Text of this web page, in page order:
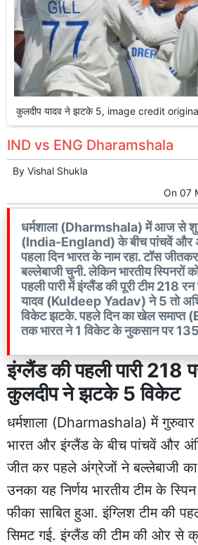
कुलदीप यादव ने झटके 5, image credit
IND vs ENG Dharamshala
By Vishal Shukla
On 07
धर्मशाला (Dharmshala) में आज से
(India-England) के बीच पांचवें और
पहला दिन भारत के नाम रहा. टॉस
बल्लेबाजी चुनी. लेकिन भारतीय स्पिनरों
पहली पारी में इंग्लैंड की पूरी टीम 218
यादव (Kuldeep Yadav) ने 5 तो
विकेट झटके. पहले दिन का खेल समाप्त
तक भारत ने 1 विकेट के नुकसान पर 135
इंग्लैंड की पहली पारी 218
कुलदीप ने झटके 5 विकेट
धर्मशाला (Dharmashala) में
भारत और इंग्लैंड के बीच पांचवें और
जीत कर पहले अंग्रेजों ने बल्लेबाजी का
उनका यह निर्णय भारतीय टीम के
फीका साबित हुआ. इंग्लिश टीम की
सिमट गई. इंग्लैंड की टीम की ओर से